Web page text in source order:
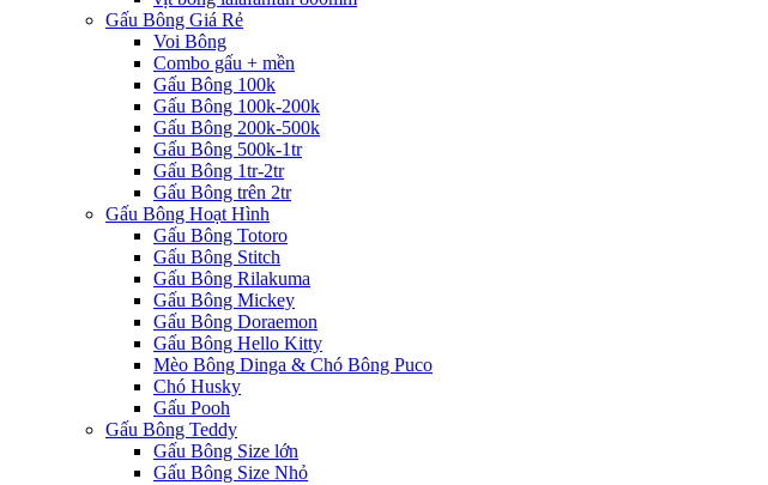
Gấu Bông Giá Rẻ
Voi Bông
Combo gấu + mền
Gấu Bông 100k
Gấu Bông 100k-200k
Gấu Bông 200k-500k
Gấu Bông 500k-1tr
Gấu Bông 1tr-2tr
Gấu Bông trên 2tr
Gấu Bông Hoạt Hình
Gấu Bông Totoro
Gấu Bông Stitch
Gấu Bông Rilakuma
Gấu Bông Mickey
Gấu Bông Doraemon
Gấu Bông Hello Kitty
Mèo Bông Dinga & Chó Bông Puco
Chó Husky
Gấu Pooh
Gấu Bông Teddy
Gấu Bông Size lớn
Gấu Bông Size Nhỏ